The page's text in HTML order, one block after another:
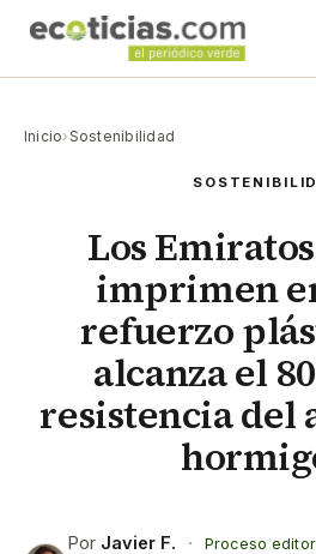
Inicio›Sostenibilidad
Los
imprimen
refuerzo
alcanza el
resistencia del
Por Javier F. ·
Proceso